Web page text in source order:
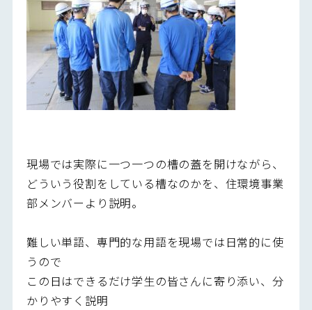
現場では実際に一つ一つの槽の蓋を開けながら、
どういう役割をしている槽なのかを、住環境事業
部メンバーより説明。
難しい単語、専門的な用語を現場では日常的に使
うので
この日はできるだけ学生の皆さんに寄り添い、分
かりやすく説明